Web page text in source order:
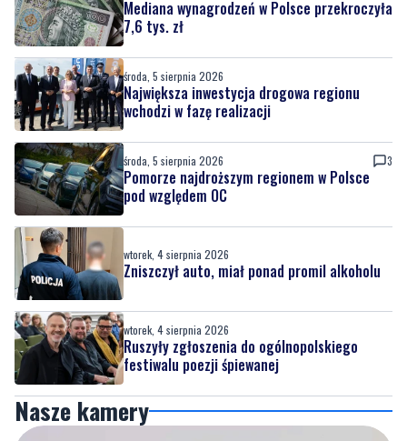
środa, 5 sierpnia 2026
Największa inwestycja drogowa regionu
środa, 5 sierpnia 2026
Pomorze najdroższym regionem w Polsce
wtorek, 4 sierpnia 2026
Zniszczył auto, miał ponad promil alkoholu
wtorek, 4 sierpnia 2026
Ruszyły zgłoszenia do ogólnopolskiego
Nasze kamery